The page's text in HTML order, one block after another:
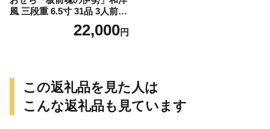
風 三段重 6.5寸 31品 3人前
【1位獲得 おせち料理 板前魂
贅沢おせち お節 惣菜 冷凍 先
22,000円
この返礼品を見た人は
こんな返礼品も見ています